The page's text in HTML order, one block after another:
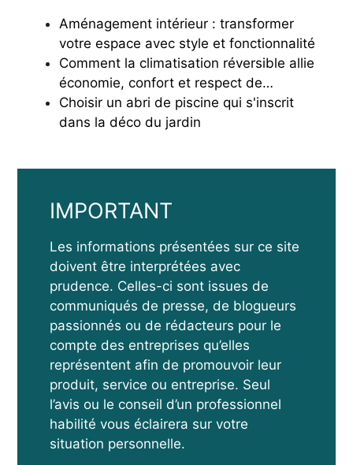
Aménagement intérieur : transformer
votre espace avec style et fonctionnalité
Comment la climatisation réversible allie
économie, confort et respect de…
Choisir un abri de piscine qui s'inscrit
dans la déco du jardin
IMPORTANT
Les informations présentées sur ce site
doivent être interprétées avec
prudence. Celles-ci sont issues de
communiqués de presse, de blogueurs
passionnés ou de rédacteurs pour le
compte des entreprises qu’elles
représentent afin de promouvoir leur
produit, service ou entreprise. Seul
l’avis ou le conseil d’un professionnel
habilité vous éclairera sur votre
situation personnelle.